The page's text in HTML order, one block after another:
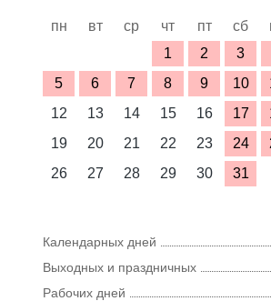
пн вт ср чт пт сб
1
2 3
5
6 7 8 9 10
12
13 14 15 16 17
19
20 21 22 23 24
26
27 28 29 30 31
Календарных дней
Выходных и праздничных
Рабочих дней